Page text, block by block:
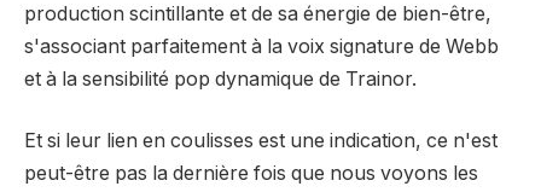
production scintillante et de sa énergie de bien-être,
s'associant parfaitement à la voix signature de Webb
et à la sensibilité pop dynamique de Trainor.
Et si leur lien en coulisses est une indication, ce n'est
peut-être pas la dernière fois que nous voyons les